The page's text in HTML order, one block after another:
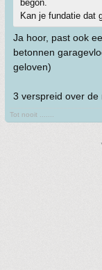
begon.
Kan je fundatie dat
Ja hoor, past ook
betonnen
geloven)
3 verspreid over de
Tot nooit .......